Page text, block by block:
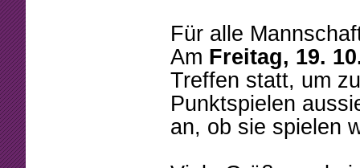
Für alle
Am Freitag, 19.
Treffen statt, um
Punktspielen
an, ob sie spielen